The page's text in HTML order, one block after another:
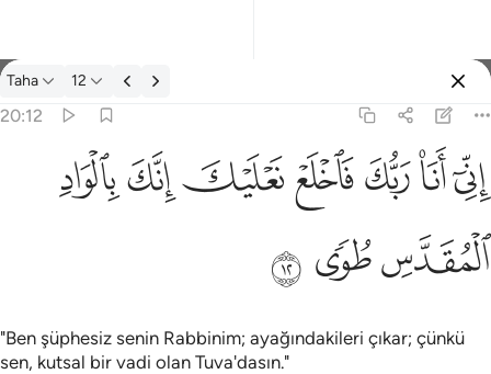
Tefsir: Taha 20:12
Taha 12
20:12
اني انا ربك فاخلع نعليك انك بالواد المقدس طوى ١٢
إِنِّىٓ أَنَا۠ رَبُّكَ فَٱخْلَعْ نَعْلَيْكَ ۖ إِنَّكَ بِٱلْوَادِ ٱلْمُقَدَّسِ طُوًۭى ١٢
ﲺﲻﲼﲽﲾﲿﳀ
ﳁﳂ ﳃ
"Ben şüphesiz senin Rabbinim; ayağındakileri çıkar; çünkü
sen, kutsal bir vadi olan Tuva'dasın."